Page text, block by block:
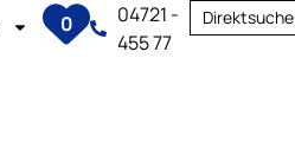
0
04721 -
455 77
Direktsuche